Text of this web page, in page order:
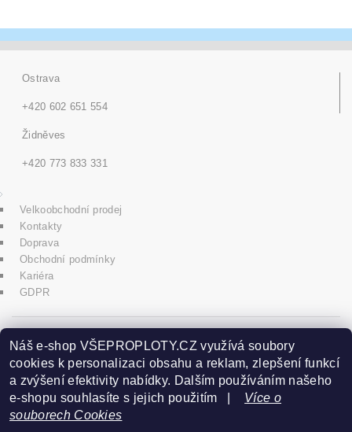
Ostrava
+420 602 651 554
Židněves
+420 773 833 331
Velkoobchodní prodej
Kontakty
Doprava
Obchodní podmínky
Kariéra
GDPR
icons8.com
Praha - Herink
+420 606 020 266
Náš e-shop VŠEPROPLOTY.CZ využívá soubory
cookies k personalizaci obsahu a reklam, zlepšení funkcí
a zvýšení efektivity nabídky. Dalším používáním našeho
e-shopu souhlasíte s jejich použitím | Více o
souborech Cookies